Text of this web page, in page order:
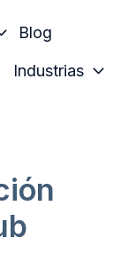
Blog
Industrias